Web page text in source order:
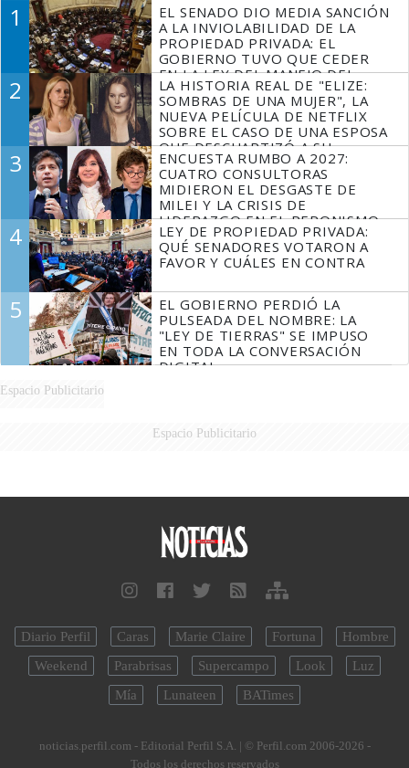
1
EL SENADO DIO MEDIA SANCIÓN
A LA INVIOLABILIDAD DE LA
PROPIEDAD PRIVADA: EL
GOBIERNO TUVO QUE CEDER
EN LA LEY DEL MANEJO DEL
FUEGO
2
LA HISTORIA REAL DE "ELIZE:
SOMBRAS DE UNA MUJER", LA
NUEVA PELÍCULA DE NETFLIX
SOBRE EL CASO DE UNA ESPOSA
QUE DESCUARTIZÓ A SU
MARIDO
3
ENCUESTA RUMBO A 2027:
CUATRO CONSULTORAS
MIDIERON EL DESGASTE DE
MILEI Y LA CRISIS DE
LIDERAZGO EN EL PERONISMO
4
LEY DE PROPIEDAD PRIVADA:
QUÉ SENADORES VOTARON A
FAVOR Y CUÁLES EN CONTRA
5
EL GOBIERNO PERDIÓ LA
PULSEADA DEL NOMBRE: LA
"LEY DE TIERRAS" SE IMPUSO
EN TODA LA CONVERSACIÓN
DIGITAL
Espacio Publicitario
Espacio Publicitario
Diario Perfil Caras Marie Claire Fortuna
Hombre
Weekend
Parabrisas Supercampo Look
Luz
Mía
Lunateen BATimes
noticias.perfil.com - Editorial Perfil S.A. | © Perfil.com 2006-2026 -
Todos los derechos reservados